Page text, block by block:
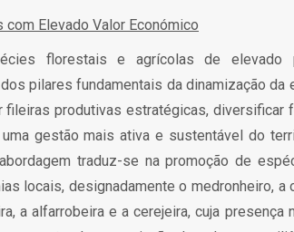
Elevado Valor Económico
florestais e agrícolas de elevado
pilares fundamentais da dinamização da
fileiras produtivas estratégicas, diversificar
gestão mais ativa e sustentável do
traduz-se na promoção de
locais, designadamente o medronheiro, a
a alfarrobeira e a cerejeira, cuja presença